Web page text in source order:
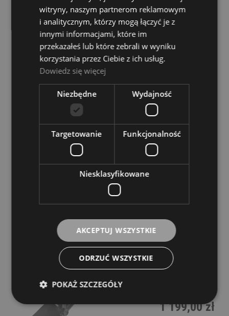
TC Helicon GoXLR Mic Mikrofon dynamiczny
lektorski
305,00 zł
DO KOSZYKA
Shure MV7+K Mikrofon lektorski wokalny czarny
1 199,00 zł
witryny, naszym partnerom reklamowym
i analitycznym, którzy mogą łączyć je z
innymi informacjami, które im
przekazałeś lub które zebrali w wyniku
korzystania przez Ciebie z ich usług.
Dowiedz się więcej
Niezbędne Wydajność
Targetowanie Funkcjonalność
Niesklasyfikowane
AKCEPTUJ WSZYSTKIE
ODRZUĆ WSZYSTKIE
POKAŻ SZCZEGÓŁY